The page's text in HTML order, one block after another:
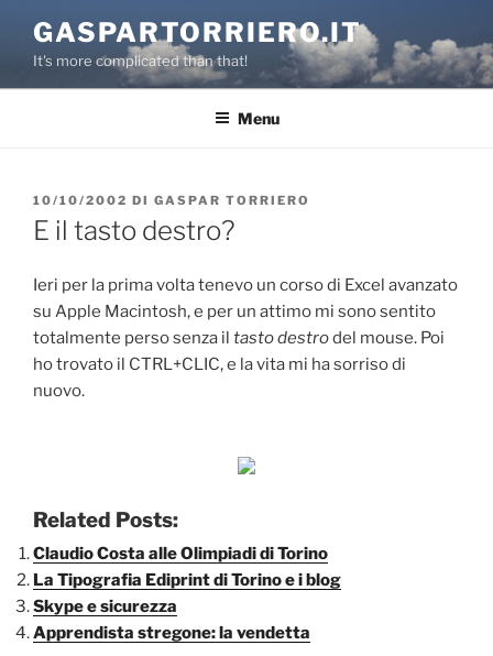
contenuto
GASPARTORRIERO.IT
It's more complicated than that!
Menu
PUBBLICATO
IL
10/10/2002 DI GASPAR TORRIERO
E il tasto destro?
Ieri per la prima volta tenevo un corso di Excel avanzato
su Apple Macintosh, e per un attimo mi sono sentito
totalmente perso senza il tasto destrodel mouse. Poi
ho trovato il CTRL+CLIC, e la vita mi ha sorriso di
nuovo.
Related Posts:
Claudio Costa alle Olimpiadi di Torino
La Tipografia Ediprint di Torino e i blog
Skype e sicurezza
Apprendista stregone: la vendetta